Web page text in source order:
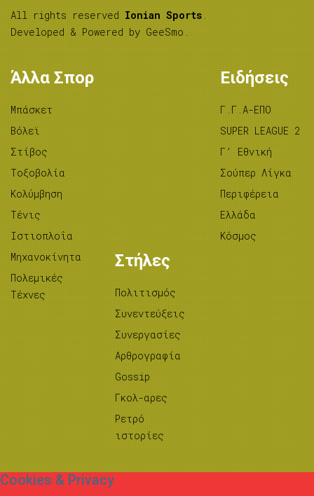
All rights reserved Ionian Sports
Developed & Powered by GeeSmo
Άλλα Σπορ
Μπάσκετ
Βόλεϊ
Στίβος
Tοξοβολία
Κολύμβηση
Τένις
Ιστιοπλοΐα
Μηχανοκίνητα
Πολεμικές
Τέχνες
Ειδήσεις
Γ.Γ.Α-ΕΠΟ
SUPER LEAGUE 2
Γ’ Εθνική
Σούπερ Λίγκα
Περιφέρεια
Ελλάδα
Κόσμος
Στήλες
Πολιτισμός
Συνεντεύξεις
Συνεργασίες
Αρθρογραφία
Gossip
Γκολ-αρες
Ρετρό
ιστορίες
Cookies & Privacy